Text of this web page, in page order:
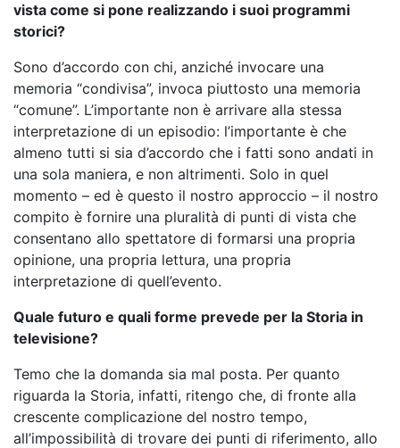
vista come si pone realizzando i suoi programmi
storici?
Sono d’accordo con chi, anziché invocare una
memoria “condivisa”, invoca piuttosto una memoria
“comune”. L’importante non è arrivare alla stessa
interpretazione di un episodio: l’importante è che
almeno tutti si sia d’accordo che i fatti sono andati in
una sola maniera, e non altrimenti. Solo in quel
momento – ed è questo il nostro approccio – il nostro
compito è fornire una pluralità di punti di vista che
consentano allo spettatore di formarsi una propria
opinione, una propria lettura, una propria
interpretazione di quell’evento.
Quale futuro e quali forme prevede per la Storia in
televisione?
Temo che la domanda sia mal posta. Per quanto
riguarda la Storia, infatti, ritengo che, di fronte alla
crescente complicazione del nostro tempo,
all’impossibilità di trovare dei punti di riferimento, allo